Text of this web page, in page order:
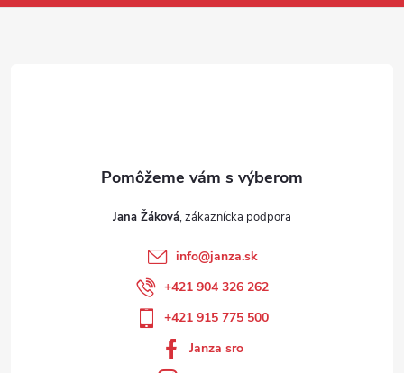
Jana Žáková
info@janza.sk
+421 904 326 262
+421 915 775 500
Janza sro